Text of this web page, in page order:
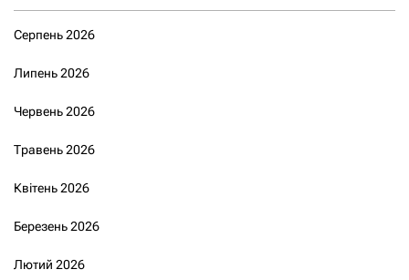
Серпень 2026
Липень 2026
Червень 2026
Травень 2026
Квітень 2026
Березень 2026
Лютий 2026